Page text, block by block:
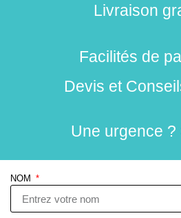
Livraison
Facilités de
Devis et
Une urgence ?
NOM